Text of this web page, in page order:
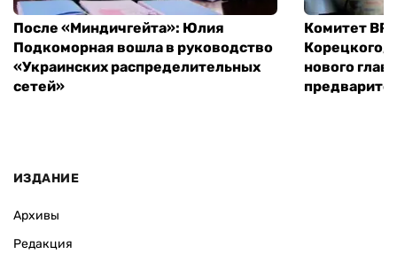
После «Миндичгейта»: Юлия
Подкоморная вошла в руководство
«Украинских распределительных
сетей»
Комитет ВР
Корецкого,
нового
ИЗДАНИЕ
Архивы
Редакция